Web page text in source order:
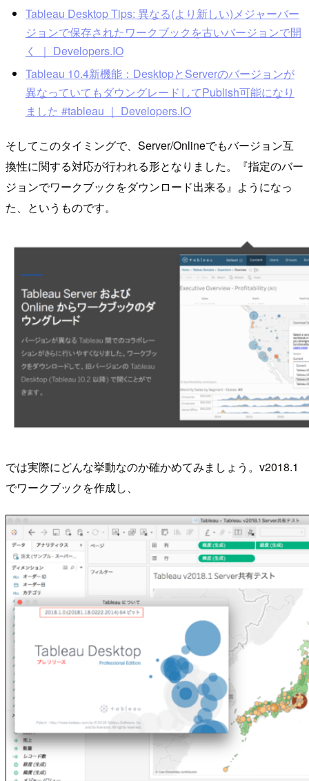
Tableau Desktop Tips: 異なる(より新しい)メジャーバー
ジョンで保存されたワークブックを古いバージョンで開
く ｜ Developers.IO
Tableau 10.4新機能：DesktopとServerのバージョンが
異なっていてもダウングレードしてPublish可能になり
ました #tableau ｜ Developers.IO
そしてこのタイミングで、Server/Onlineでもバージョン互
換性に関する対応が行われる形となりました。『指定のバー
ジョンでワークブックをダウンロード出来る』ようになっ
た、というものです。
では実際にどんな挙動なのか確かめてみましょう。v2018.1
でワークブックを作成し、